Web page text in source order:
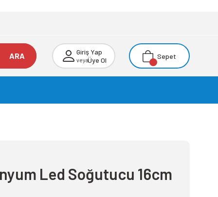
ARA Giriş Yap
veyaÜye Ol Sepet
Led Soğutucu 16cm